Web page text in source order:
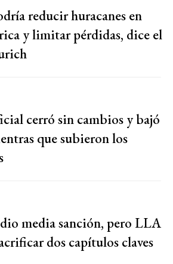
reducir huracanes en
y limitar pérdidas, dice el
cerró sin cambios y bajó
que subieron los
media sanción, pero LLA
dos capítulos claves